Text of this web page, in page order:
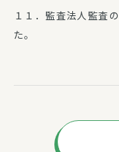
１１．監査法人監査
た。